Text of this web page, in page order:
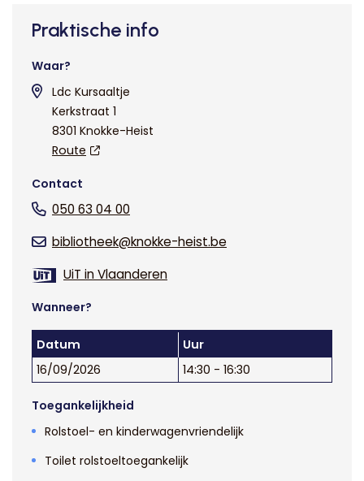
Praktische info
Waar?
Ldc Kursaaltje
Kerkstraat 1
8301 Knokke-Heist
Route
Contact
050 63 04 00
bibliotheek@knokke-heist.be
UiT in Vlaanderen
Wanneer?
Datum
Uur
16/09/2026
14:30 - 16:30
Toegankelijkheid
Rolstoel- en kinderwagenvriendelijk
Toilet rolstoeltoegankelijk